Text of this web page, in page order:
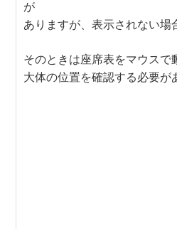
が
ありますが、表示されない場
そのときは座席表をマウスで
大体の位置を確認する必要が